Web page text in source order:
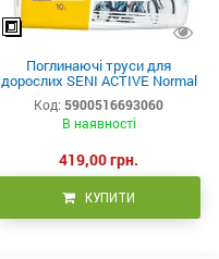
Поглинаючі труси для
дорослих SENI ACTIVE Normal
extra large (4) 10шт.
Код: 5900516693060
В наявності
419,00 грн.
КУПИТИ